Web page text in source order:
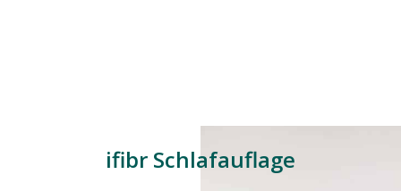
ifibr Schlafauflage